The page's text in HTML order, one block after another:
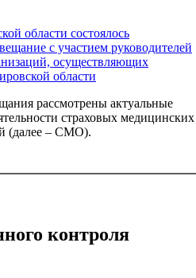
области состоялось
с участием руководителей
осуществляющих
области
рассмотрены актуальные
страховых медицинских
(далее – СМО).
контроля